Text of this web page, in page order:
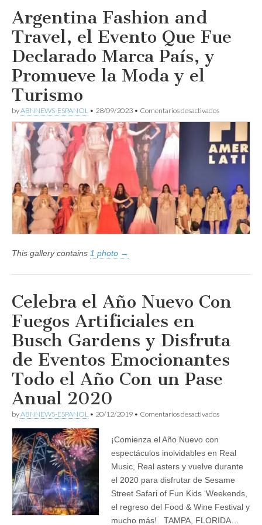
Argentina Fashion and
Travel, el Evento Que Fue
Declarado Marca País, y
Promueve la Moda y el
Turismo
byABNNEWS-ESPANOL • 28/09/2023 • Comentarios desactivadosen
Fashion
and
Travel,
el
Evento
Declarado
Marca
País,
y
Promueve
This gallery contains 1 photo →
Celebra el Año Nuevo Con
Fuegos Artificiales en
Busch Gardens y Disfruta
de Eventos Emocionantes
Todo el Año Con un Pase
Anual 2020
byABNNEWS-ESPANOL • 20/12/2019 • Comentarios desactivadosen
Nuevo
Fuegos
Artificiales
Busch
Gardens
y
¡Comienza el Año Nuevo con
espectáculos inolvidables en Real
Music, Real asters y vuelve durante
el 2020 para disfrutar de Sesame
Street Safari of Fun Kids ‘Weekends,
el regreso del Food & Wine Festival y
mucho más! TAMPA, FLORIDA…